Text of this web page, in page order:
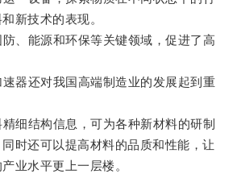
新技术的表现。
能源和环保等关键领域，促进了高
还对我国高端制造业的发展起到重
结构信息，可为各种新材料的研制
时还可以提高材料的品质和性能，让
业水平更上一层楼。